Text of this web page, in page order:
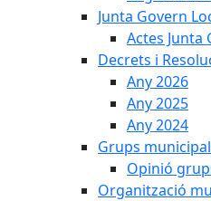
Junta Govern
Actes Junta
Decrets i
Any 2026
Any 2025
Any 2024
Grups
Opinió
Organització